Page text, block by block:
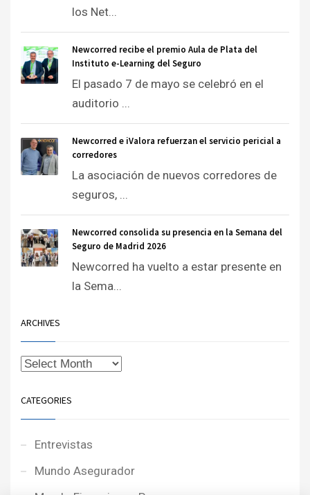
los Net...
Newcorred recibe el premio Aula de Plata del
Instituto e-Learning del Seguro
El pasado 7 de mayo se celebró en el
auditorio ...
Newcorred e iValora refuerzan el servicio pericial a
corredores
La asociación de nuevos corredores de
seguros, ...
Newcorred consolida su presencia en la Semana del
Seguro de Madrid 2026
Newcorred ha vuelto a estar presente en
la Sema...
ARCHIVES
CATEGORIES
Entrevistas
Mundo Asegurador